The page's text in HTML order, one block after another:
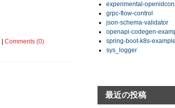
Comments (0)
experimental-
grpc-flow-control
json-schema-validator
openapi-codegen-
spring-boot-k8s-example
sys_logger
最近の投稿